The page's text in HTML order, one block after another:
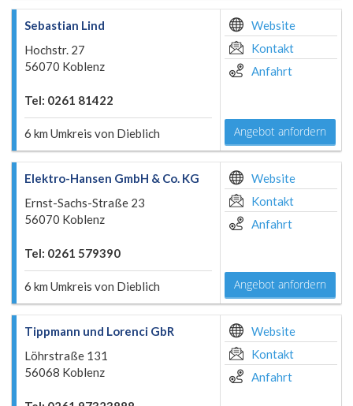
Sebastian Lind
Hochstr. 27
56070 Koblenz
Tel: 0261 81422
6 km Umkreis von Dieblich
Website
Kontakt
Anfahrt
Angebot anfordern
Elektro-Hansen GmbH & Co. KG
Ernst-Sachs-Straße 23
56070 Koblenz
Tel: 0261 579390
6 km Umkreis von Dieblich
Website
Kontakt
Anfahrt
Angebot anfordern
Tippmann und Lorenci GbR
Löhrstraße 131
56068 Koblenz
Website
Kontakt
Anfahrt